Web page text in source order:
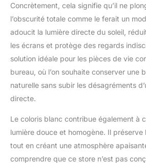
/ 14001 /
et 5 ans
norme
matériel
pour
hauteur
chaînette
vous
en tant
Concrètement, cela signifie qu’il ne
l’obscurité totale comme le ferait un
adoucit la lumière directe du soleil,
les écrans et protège des regards
solution idéale pour les pièces de vie
bureau, où l’on souhaite conserver une
naturelle sans subir les désagréments
directe.
Le coloris blanc contribue également à
lumière douce et homogène. Il
tout en créant une atmosphère
comprendre que ce store n’est pas